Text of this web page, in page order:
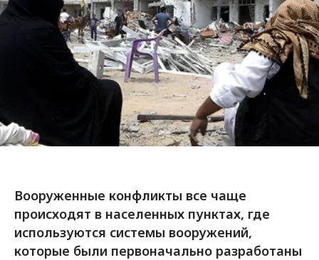
Вооруженные конфликты все чаще
происходят в населенных пунктах, где
используются системы вооружений,
которые были первоначально разработаны